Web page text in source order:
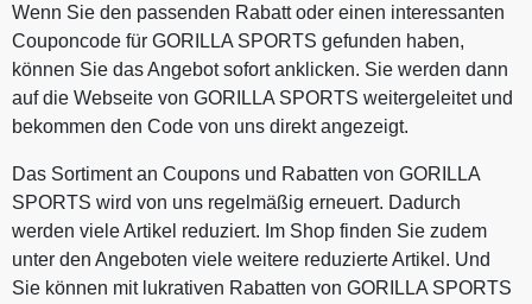
Wenn Sie den passenden Rabatt oder einen interessanten
Couponcode für GORILLA SPORTS gefunden haben,
können Sie das Angebot sofort anklicken. Sie werden dann
auf die Webseite von GORILLA SPORTS weitergeleitet und
bekommen den Code von uns direkt angezeigt.
Das Sortiment an Coupons und Rabatten von GORILLA
SPORTS wird von uns regelmäßig erneuert. Dadurch
werden viele Artikel reduziert. Im Shop finden Sie zudem
unter den Angeboten viele weitere reduzierte Artikel. Und
Sie können mit lukrativen Rabatten von GORILLA SPORTS